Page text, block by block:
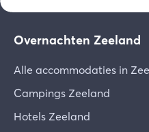
Bij vertrek
deponeren
- Vaatwasser leeg
- Wasmachine en
voorwaarden
Download de
Overnachten Zeeland
Alle accommodaties in
Campings Zeeland
Hotels Zeeland